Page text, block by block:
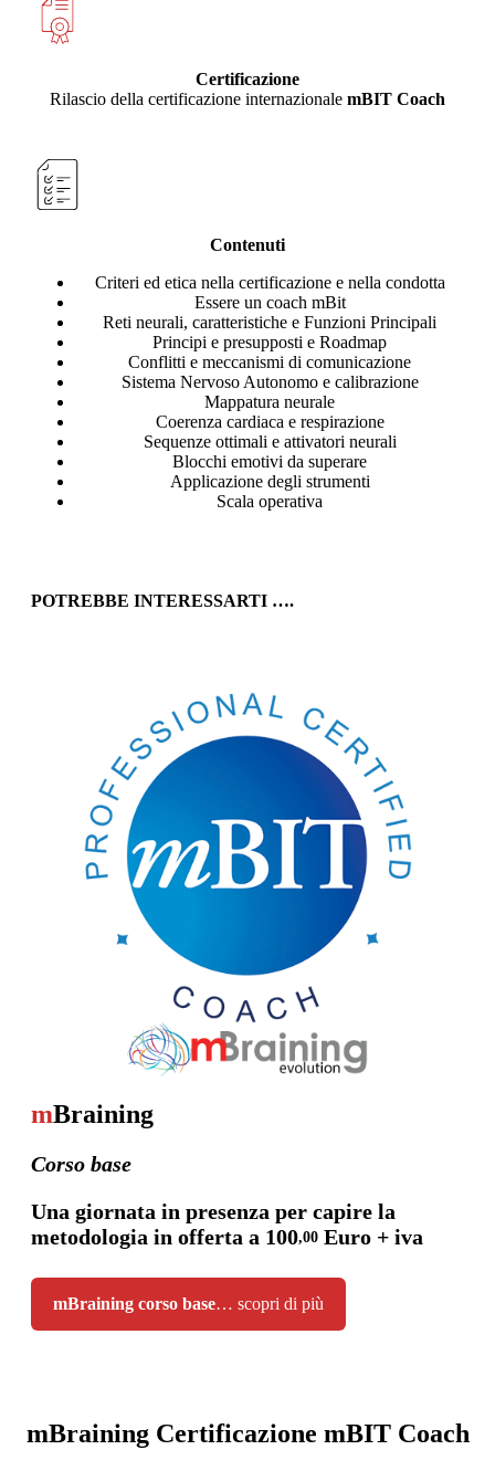
Certificazione
Rilascio della certificazione internazionale mBIT Coach
Contenuti
Criteri ed etica nella certificazione e nella condotta
Essere un coach mBit
Reti neurali, caratteristiche e Funzioni Principali
Principi e presupposti e Roadmap
Conflitti e meccanismi di comunicazione
Sistema Nervoso Autonomo e calibrazione
Mappatura neurale
Coerenza cardiaca e respirazione
Sequenze ottimali e attivatori neurali
Blocchi emotivi da superare
Applicazione degli strumenti
Scala operativa
POTREBBE INTERESSARTI ….
mBraining
Corso base
Una giornata in presenza per capire la
metodologia in offerta a 100,00 Euro + iva
mBraining corso base… scopri di più
mBraining Certificazione mBIT Coach